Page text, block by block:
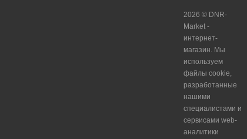
2026 © DNR-
Market -
интернет-
магазин. Мы
используем
файлы cookie,
разработанные
нашими
специалистами и
сервисами web-
аналитики